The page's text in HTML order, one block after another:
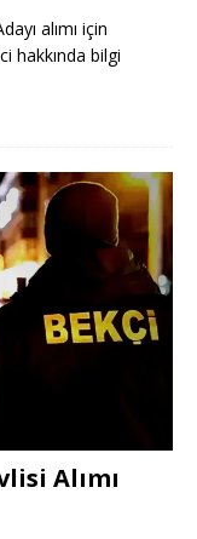
alımı için
hakkında bilgi
Alımı